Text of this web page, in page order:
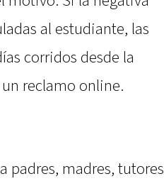
al estudiante, las
corridos desde la
reclamo online.
padres, madres, tutores